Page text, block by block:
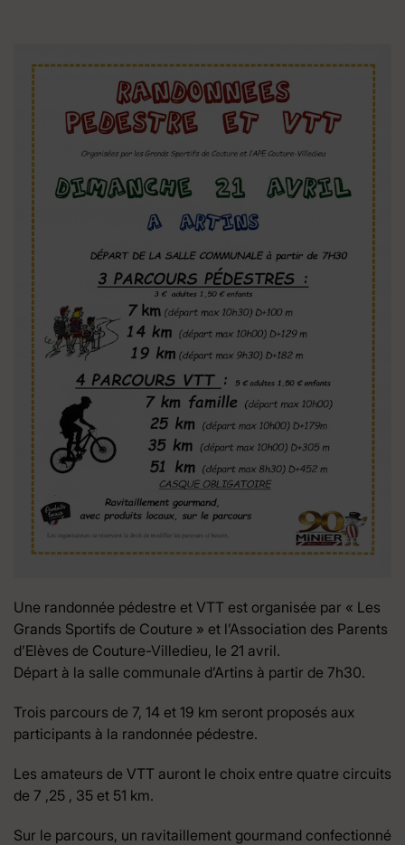
Une randonnée pédestre et VTT est organisée par « Les
Grands Sportifs de Couture » et l’Association des Parents
d’Elèves de Couture-Villedieu, le 21 avril.
Départ à la salle communale d’Artins à partir de 7h30.
Trois parcours de 7, 14 et 19 km seront proposés aux
participants à la randonnée pédestre.
Les amateurs de VTT auront le choix entre quatre circuits
de 7 ,25 , 35 et 51 km.
Sur le parcours, un ravitaillement gourmand confectionné